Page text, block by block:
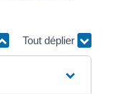
Tout déplier